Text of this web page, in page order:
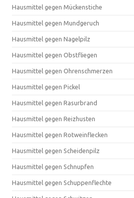
Hausmittel gegen Mückenstiche
Hausmittel gegen Mundgeruch
Hausmittel gegen Nagelpilz
Hausmittel gegen Obstfliegen
Hausmittel gegen Ohrenschmerzen
Hausmittel gegen Pickel
Hausmittel gegen Rasurbrand
Hausmittel gegen Reizhusten
Hausmittel gegen Rotweinflecken
Hausmittel gegen Scheidenpilz
Hausmittel gegen Schnupfen
Hausmittel gegen Schuppenflechte